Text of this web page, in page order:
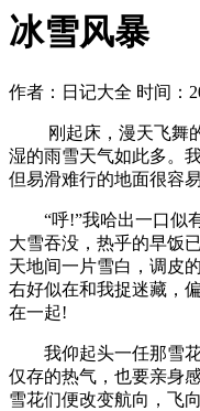
冰雪风暴
作者：日记大全 时间：
刚起床，漫天飞舞的
湿的雨雪天气如此多。
但易滑难行的地面很容
“呼!”我哈出一口似有
大雪吞没，热乎的早饭
天地间一片雪白，调皮
右好似在和我捉迷藏，
在一起!
我仰起头一任那雪花
仅存的热气，也要亲身
雪花们便改变航向，飞